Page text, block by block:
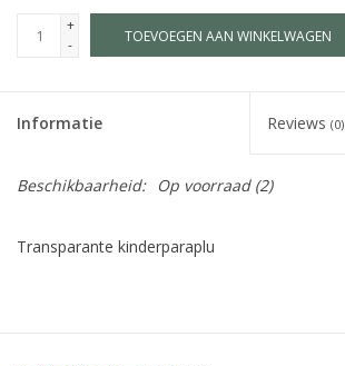
+
-
TOEVOEGEN AAN WINKELWAGEN
Informatie Reviews (0)
Beschikbaarheid: Op voorraad(2)
Transparante kinderparaplu